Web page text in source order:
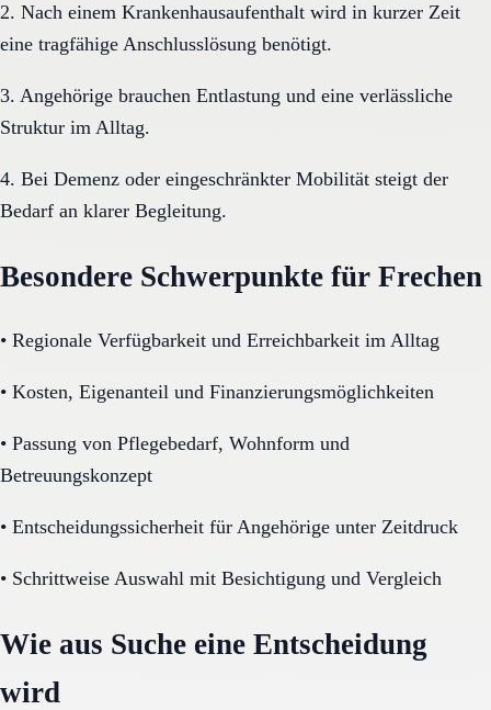
2. Nach einem Krankenhausaufenthalt wird in kurzer Zeit
eine tragfähige Anschlusslösung benötigt.
3. Angehörige brauchen Entlastung und eine verlässliche
Struktur im Alltag.
4. Bei Demenz oder eingeschränkter Mobilität steigt der
Bedarf an klarer Begleitung.
Besondere Schwerpunkte für Frechen
• Regionale Verfügbarkeit und Erreichbarkeit im Alltag
• Kosten, Eigenanteil und Finanzierungsmöglichkeiten
• Passung von Pflegebedarf, Wohnform und
Betreuungskonzept
• Entscheidungssicherheit für Angehörige unter Zeitdruck
• Schrittweise Auswahl mit Besichtigung und Vergleich
Wie aus Suche eine Entscheidung
wird